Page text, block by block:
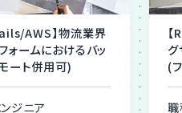
AWS】物流業界
ォームにおけるバッ
ート併用可)
ジニア
(
職